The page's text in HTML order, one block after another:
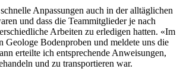
Anpassungen auch in der alltäglichen
und dass die Teammitglieder je nach
Arbeiten zu erledigen hatten. «Im
Geologe Bodenproben und meldete uns die
erteilte ich entsprechende Anweisungen,
und zu transportieren war.